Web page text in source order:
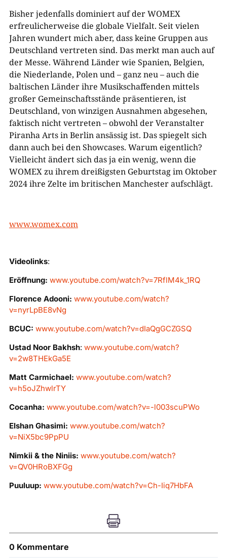
Bisher jedenfalls dominiert auf der WOMEX
erfreulicherweise die globale Vielfalt. Seit vielen
Jahren wundert mich aber, dass keine Gruppen aus
Deutschland vertreten sind. Das merkt man auch auf
der Messe. Während Länder wie Spanien, Belgien,
die Niederlande, Polen und – ganz neu – auch die
baltischen Länder ihre Musikschaffenden mittels
großer Gemeinschaftsstände präsentieren, ist
Deutschland, von winzigen Ausnahmen abgesehen,
faktisch nicht vertreten – obwohl der Veranstalter
Piranha Arts in Berlin ansässig ist. Das spiegelt sich
dann auch bei den Showcases. Warum eigentlich?
Vielleicht ändert sich das ja ein wenig, wenn die
WOMEX zu ihrem dreißigsten Geburtstag im Oktober
2024 ihre Zelte im britischen Manchester aufschlägt.
www.womex.com
Videolinks:
Eröffnung: www.youtube.com/watch?v=7RflM4k_1RQ
Florence Adooni: www.youtube.com/watch?
v=nyrLpBE8vNg
BCUC: www.youtube.com/watch?v=dIaQgGCZGSQ
Ustad Noor Bakhsh: www.youtube.com/watch?
v=2w8THEkGa5E
Matt Carmichael: www.youtube.com/watch?
v=h5oJZhwlrTY
Cocanha: www.youtube.com/watch?v=-l003scuPWo
Elshan Ghasimi: www.youtube.com/watch?
v=NiX5bc9PpPU
Nimkii & the Niniis: www.youtube.com/watch?
v=QV0HRoBXFGg
Puuluup: www.youtube.com/watch?v=Ch-Iiq7HbFA

0 Kommentare